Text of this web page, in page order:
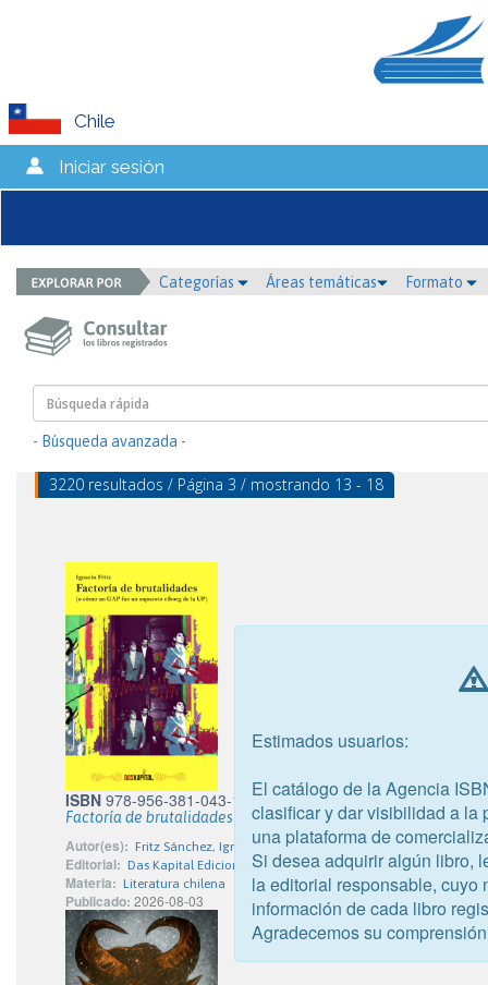
Chile
Iniciar sesión
Categorías Áreas temáticas Formato
- Búsqueda avanzada -
3220 resultados / Página 3 / mostrando 13 - 18
ISBN 978-956-381-043-1
Factoría de brutalidades
Autor(es): Fritz Sánchez, Ignacio Salvador
Editorial: Das Kapital Ediciones Limitada
Materia: Literatura chilena
Publicado: 2026-08-03
Estimados usuarios:
El catálogo de la Agencia
clasificar y dar visibilidad a la
una plataforma de
Si desea adquirir algún libro,
la editorial responsable, cuyo
información de cada libro
Agradecemos su